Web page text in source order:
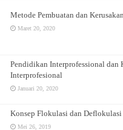
Metode Pembuatan dan
Maret 20, 2020
Pendidikan Interprofessional dan
Interprofesional
Januari 20, 2020
Konsep Flokulasi dan Deflokulasi
Mei 26, 2019